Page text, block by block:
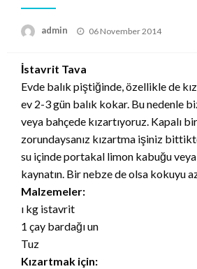
admin
Posted
06 November 2014
İstavrit Tava
Evde balık piştiğinde, özellikle de
ev 2-3 gün balık kokar. Bu nedenle
veya bahçede kızartıyoruz. Kapalı
zorundaysanız kızartma işiniz
su içinde portakal limon kabuğu
kaynatın. Bir nebze de olsa kokuyu
Malzemeler:
ı kg istavrit
1 çay bardağı un
Tuz
Kızartmak için: